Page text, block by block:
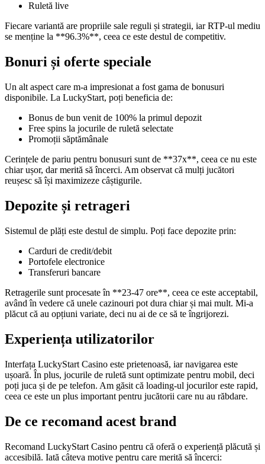
Ruletă live
Fiecare variantă are propriile sale reguli și strategii, iar RTP-ul mediu
se menține la **96.3%**, ceea ce este destul de competitiv.
Bonuri și oferte speciale
Un alt aspect care m-a impresionat a fost gama de bonusuri
disponibile. La LuckyStart, poți beneficia de:
Bonus de bun venit de 100% la primul depozit
Free spins la jocurile de ruletă selectate
Promoții săptămânale
Cerințele de pariu pentru bonusuri sunt de **37x**, ceea ce nu este
chiar ușor, dar merită să încerci. Am observat că mulți jucători
reușesc să își maximizeze câștigurile.
Depozite și retrageri
Sistemul de plăți este destul de simplu. Poți face depozite prin:
Carduri de credit/debit
Portofele electronice
Transferuri bancare
Retragerile sunt procesate în **23-47 ore**, ceea ce este acceptabil,
având în vedere că unele cazinouri pot dura chiar și mai mult. Mi-a
plăcut că au opțiuni variate, deci nu ai de ce să te îngrijorezi.
Experiența utilizatorilor
Interfața LuckyStart Casino este prietenoasă, iar navigarea este
ușoară. În plus, jocurile de ruletă sunt optimizate pentru mobil, deci
poți juca și de pe telefon. Am găsit că loading-ul jocurilor este rapid,
ceea ce este un plus important pentru jucătorii care nu au răbdare.
De ce recomand acest brand
Recomand LuckyStart Casino pentru că oferă o experiență plăcută și
accesibilă. Iată câteva motive pentru care merită să încerci: